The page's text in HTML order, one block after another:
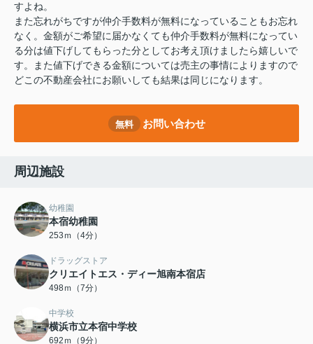
すよね。
また忘れがちですが仲介手数料が無料になっていることもお忘れ
なく。金額がご希望に届かなくても仲介手数料が無料になってい
る分は値下げしてもらった分としてお考え頂けましたら嬉しいで
す。また値下げできる金額については売主の事情によりますので
どこの不動産会社にお願いしても結果は同じになります。
無料 お問い合わせ
周辺施設
幼稚園
本宿幼稚園
253ｍ（4分）
ドラッグストア
クリエイトエス・ディー旭南本宿店
498ｍ（7分）
中学校
横浜市立本宿中学校
692ｍ（9分）